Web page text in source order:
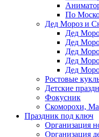
По
Дед Мороз и
Дед
Дед
Дед
Дед
Дед
Ростовые
Детские
Фокусник
Скоморохи,
Праздник под ключ
Организация
Организация